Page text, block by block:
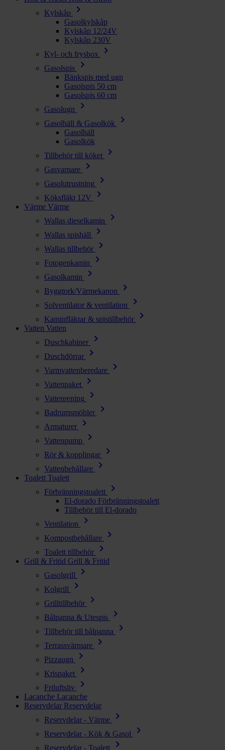
Kylskåp
chevron_right
Gasolkylskåp
Kylskåp 12/24V
Kylskåp 230V
Kyl- och frysbox
chevron_right
Gasolspis chevron_right
Bänkspis med ugn
Gasolspis 50 cm
Gasolspis 60 cm
Gasolugn
chevron_right
Gasolhäll & Gasolkök chevron_right
Gasolhäll
Gasolkök
Tillbehör till köket
chevron_right
Gasvarnare chevron_right
Gasolutrustning chevron_right
Köksfläkt 12V chevron_right
Värme Värme
Wallas dieselkamin
chevron_right
Wallas spishäll chevron_right
Wallas tillbehör chevron_right
Fotogenkamin chevron_right
Gasolkamin chevron_right
Byggtork/Värmekanon chevron_right
Solventilator & ventilation chevron_right
Kaminfläktar & spistillbehör chevron_right
Vatten Vatten
Duschkabiner
chevron_right
Duschdörrar chevron_right
Varmvattenberedare chevron_right
Vattenpaket chevron_right
Vattenrening chevron_right
Badrumsmöbler chevron_right
Armaturer chevron_right
Vattenpump chevron_right
Rör & kopplingar chevron_right
Vattenbehållare chevron_right
Toalett Toalett
Förbränningstoalett
chevron_right
El-dorado Förbränningstoalett
Tillbehör till El-dorado
Ventilation
chevron_right
Kompostbehållare chevron_right
Toalett tillbehör chevron_right
Grill & Fritid Grill & Fritid
Gasolgrill
chevron_right
Kolgrill chevron_right
Grilltillbehör chevron_right
Bålpanna & Utespis chevron_right
Tillbehör till bålpanna chevron_right
Terrassvärmare chevron_right
Pizzaugn chevron_right
Krispaket chevron_right
Friluftsliv chevron_right
Lacanche Lacanche
Reservdelar Reservdelar
Reservdelar - Värme
chevron_right
Reservdelar - Kök & Gasol chevron_right
Reservdelar - Toalett chevron_right